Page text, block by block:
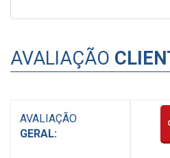
AVALIAÇÃO
AVALIAÇÃO
GERAL: